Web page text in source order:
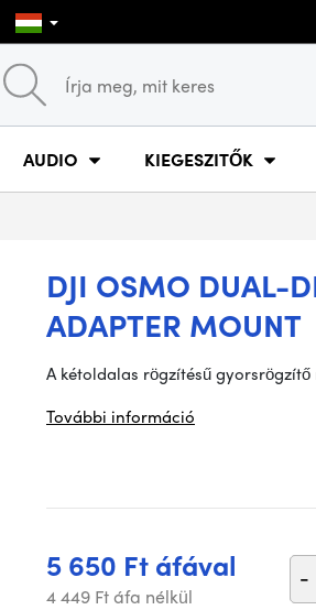
AUDIO KIEGESZITŐK
DJI OSMO DUAL-
ADAPTER MOUNT
A kétoldalas rögzítésű
További információ
5 650 Ft áfával
4 449 Ft áfa nélkül
-